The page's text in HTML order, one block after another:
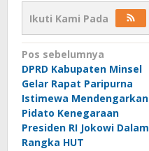
Ikuti Kami Pada
Navigasi
pos
Pos sebelumnya
DPRD Kabupaten Minsel
Gelar Rapat Paripurna
Istimewa Mendengarkan
Pidato Kenegaraan
Presiden RI Jokowi Dalam
Rangka HUT